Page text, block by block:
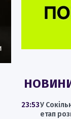
23:53У
етап